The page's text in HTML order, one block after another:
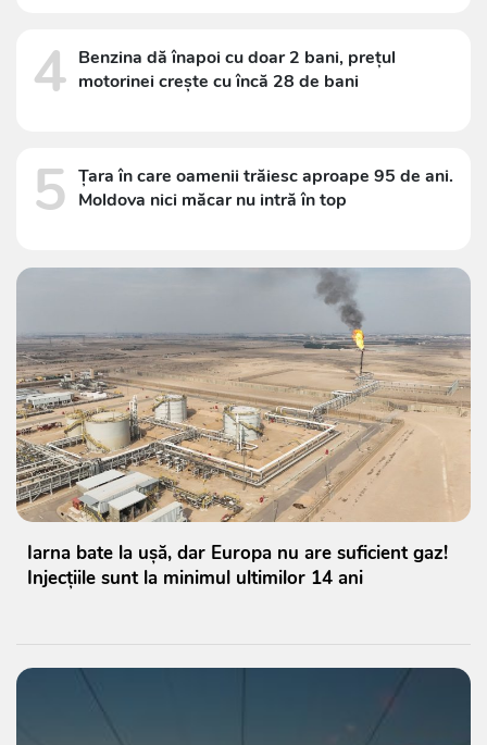
4 Benzina dă înapoi cu doar 2 bani, prețul
motorinei crește cu încă 28 de bani
5 Țara în care oamenii trăiesc aproape 95 de ani.
Moldova nici măcar nu intră în top
Iarna bate la ușă, dar Europa nu are suficient gaz!
Injecțiile sunt la minimul ultimilor 14 ani